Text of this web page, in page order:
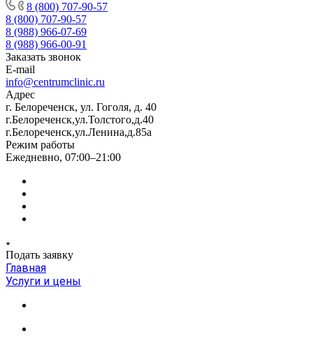
8 (800) 707-90-57
8 (800) 707-90-57
8 (988) 966-07-69
8 (988) 966-00-91
Заказать звонок
E-mail
info@centrumclinic.ru
Адрес
г. Белореченск, ул. Гоголя, д. 40
г.Белореченск,ул.Толстого,д.40
г.Белореченск,ул.Ленина,д.85а
Режим работы
Ежедневно, 07:00–21:00
Подать заявку
Главная
Услуги и цены